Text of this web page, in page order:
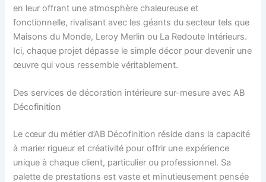
en leur offrant une atmosphère chaleureuse et
fonctionnelle, rivalisant avec les géants du secteur tels que
Maisons du Monde, Leroy Merlin ou La Redoute Intérieurs.
Ici, chaque projet dépasse le simple décor pour devenir une
œuvre qui vous ressemble véritablement.
Des services de décoration intérieure sur-mesure avec AB
Décofinition
Le cœur du métier d’AB Décofinition réside dans la capacité
à marier rigueur et créativité pour offrir une expérience
unique à chaque client, particulier ou professionnel. Sa
palette de prestations est vaste et minutieusement pensée